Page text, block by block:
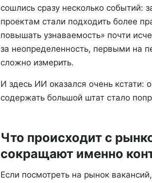
сошлись сразу несколько событий:
проектам стали подходить более
повышать узнаваемость» почти
за неопределенность, первыми на
сложно измерить.
И здесь ИИ оказался очень кстати:
содержать большой штат стало
Что происходит с
сокращают именно
Если посмотреть на рынок